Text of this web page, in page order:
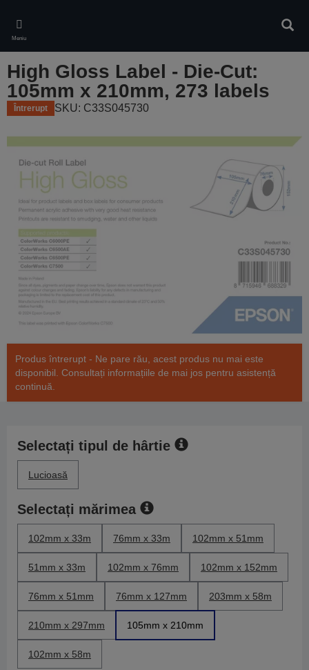
main
content
Meniu
High Gloss Label - Die-Cut:
105mm x 210mm, 273 labels
Întrerupt SKU: C33S045730
Produs întrerupt - Ne pare rău, acest produs nu mai este
disponibil. Consultați informațiile de mai jos pentru asistență
continuă.
Selectați tipul de hârtie
Lucioasă
Selectați mărimea
102mm x 33m 76mm x 33m 102mm x 51mm
51mm x 33m 102mm x 76mm 102mm x 152mm
76mm x 51mm 76mm x 127mm 203mm x 58m
210mm x 297mm 105mm x 210mm
102mm x 58m